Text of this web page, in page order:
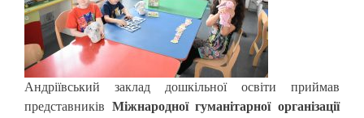
Андріївський заклад дошкільної освіти приймав
представників Міжнародної гуманітарної організації